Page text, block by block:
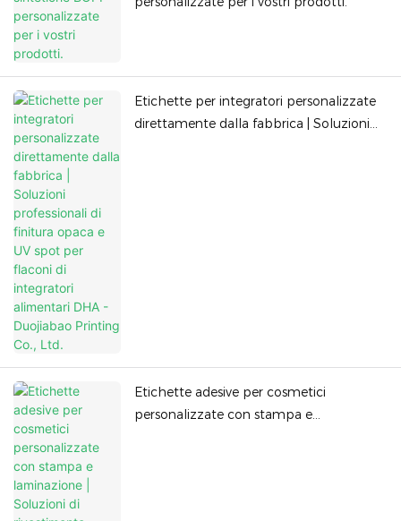
Etichette per integratori personalizzate
direttamente dalla fabbrica | Soluzioni
Etichette adesive per cosmetici
personalizzate con stampa e